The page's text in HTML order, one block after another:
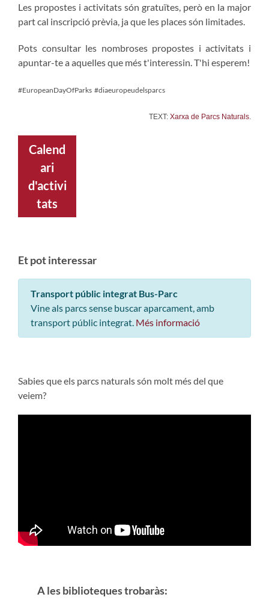
Les propostes i activitats són gratuïtes, però en la major
part cal inscripció prèvia, ja que les places són limitades.
Pots consultar les nombroses propostes i activitats i
apuntar-te a aquelles que més t'interessin. T'hi esperem!
#EuropeanDayOfParks #diaeuropeudelsparcs
TEXT: Xarxa de Parcs Naturals.
Calend
ari
d'activi
tats
Et pot interessar
Transport públic integrat Bus-Parc
Vine als parcs sense buscar aparcament, amb
transport públic integrat. Més informació
Sabies que els parcs naturals són molt més del que
veiem?
A les biblioteques trobaràs: